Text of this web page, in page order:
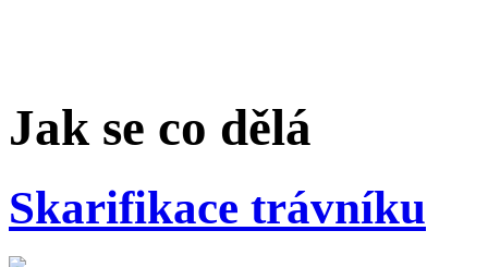
Jak se co dělá
Skarifikace trávníku